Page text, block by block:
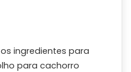
ingredientes para
para cachorro